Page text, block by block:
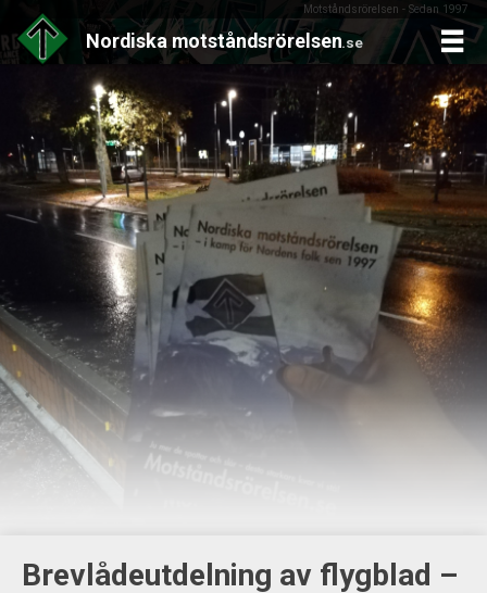
Motståndsrörelsen - Sedan 1997
Nordiska motståndsrörelsen.se
content
Brevlådeutdelning av flygblad –